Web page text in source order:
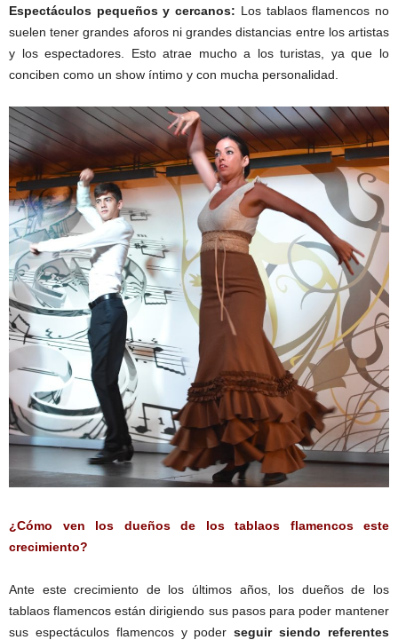
Espectáculos pequeños y cercanos: Los tablaos flamencos no
suelen tener grandes aforos ni grandes distancias entre los artistas
y los espectadores. Esto atrae mucho a los turistas, ya que lo
conciben como un show íntimo y con mucha personalidad.
¿Cómo ven los dueños de los tablaos flamencos este
crecimiento?
Ante este crecimiento de los últimos años, los dueños de los
tablaos flamencos están dirigiendo sus pasos para poder mantener
sus espectáculos flamencos y poderseguir siendo referentes